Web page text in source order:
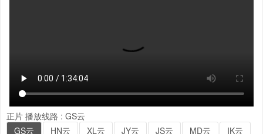
正片 播放线路 : GS云
GS云
HN云 XL云 JY云 JS云 MD云 IK云